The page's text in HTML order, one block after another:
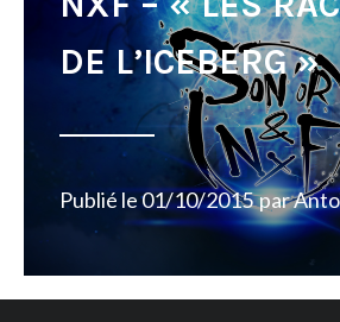
DE L’ICEBERG »
Publié le01/10/2015 par